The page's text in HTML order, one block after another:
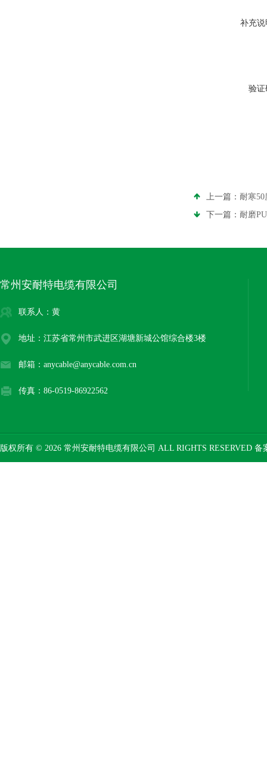
补充说
验证
上一篇： 耐寒
下一篇： 耐磨
常州安耐特电缆有限公司
联系人：黄
地址：江苏省常州市武进区湖塘新城公馆综合楼3楼
邮箱：anycable@anycable.com.cn
传真：86-0519-86922562
版权所有 © 2026 常州安耐特电缆有限公司 ALL RIGHTS RESERVED 备